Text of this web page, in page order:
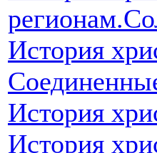
История
История
История